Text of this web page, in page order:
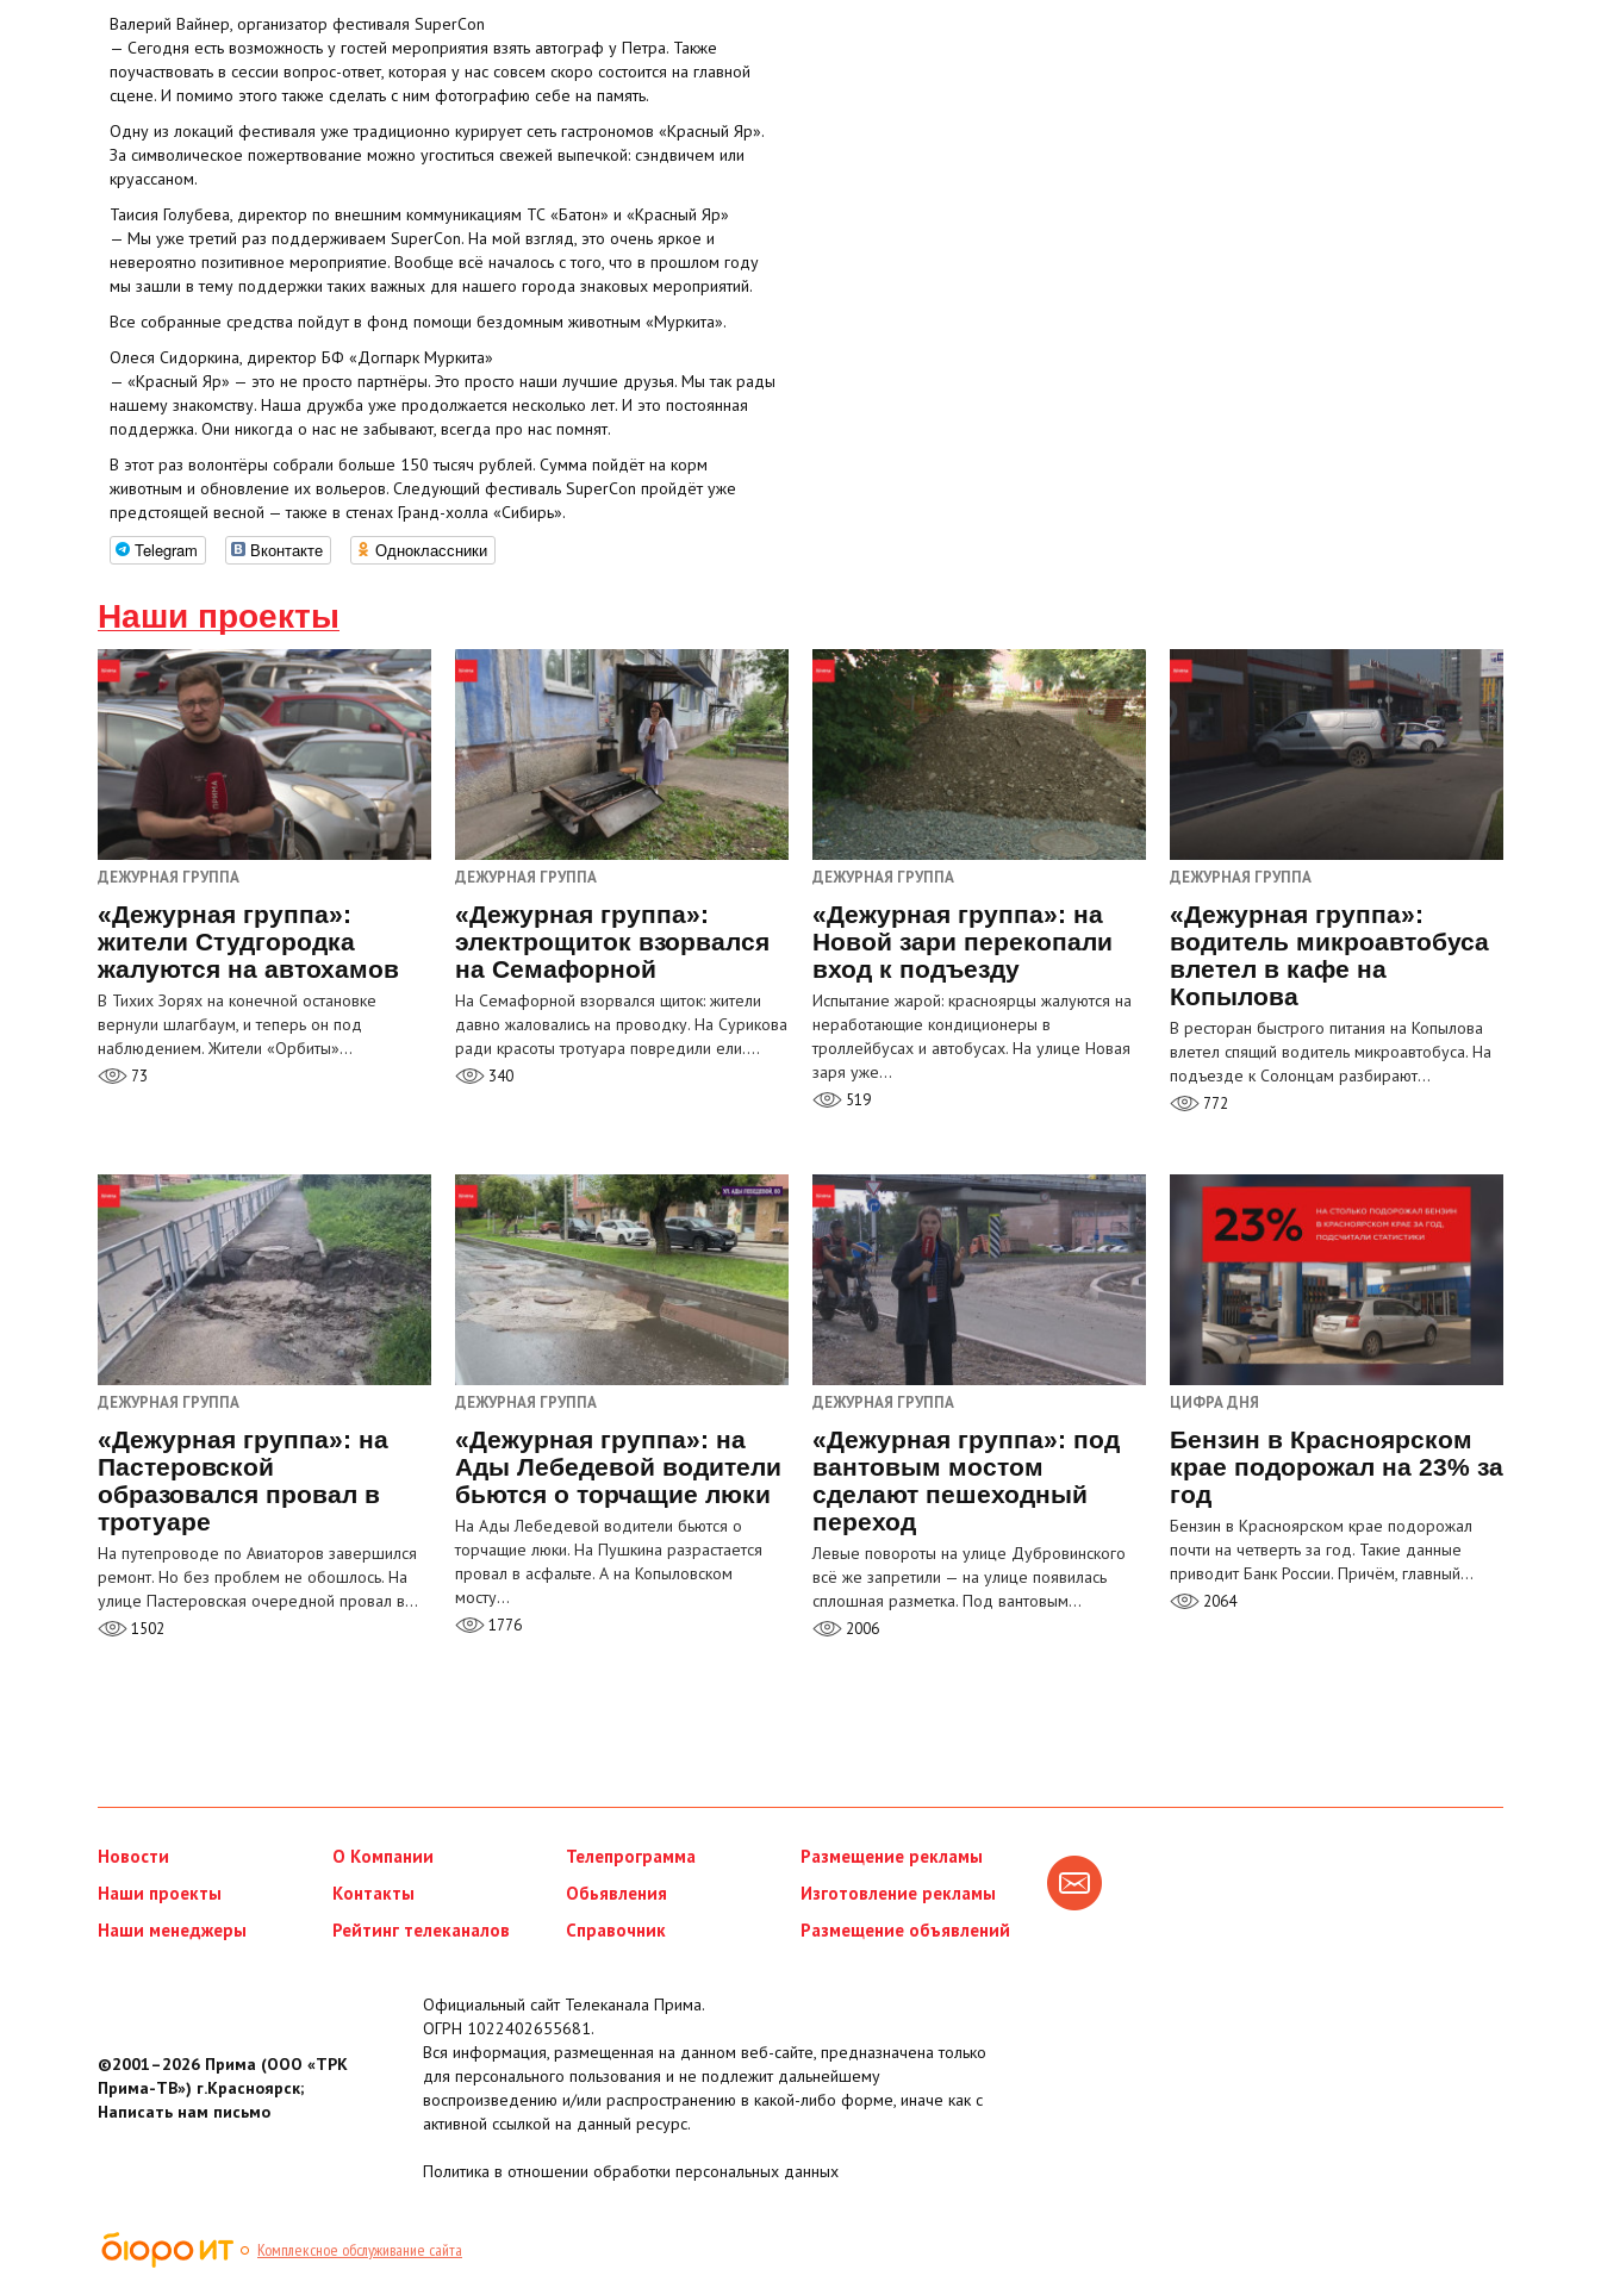
Валерий Вайнер, организатор фестиваля SuperCon
— Сегодня есть возможность у гостей мероприятия взять автограф у Петра. Также
поучаствовать в сессии вопрос-ответ, которая у нас совсем скоро состоится на главной
сцене. И помимо этого также сделать с ним фотографию себе на память.
Одну из локаций фестиваля уже традиционно курирует сеть гастрономов «Красный Яр».
За символическое пожертвование можно угоститься свежей выпечкой: сэндвичем или
круассаном.
Таисия Голубева, директор по внешним коммуникациям ТС «Батон» и «Красный Яр»
— Мы уже третий раз поддерживаем SuperCon. На мой взгляд, это очень яркое и
невероятно позитивное мероприятие. Вообще всё началось с того, что в прошлом году
мы зашли в тему поддержки таких важных для нашего города знаковых мероприятий.
Все собранные средства пойдут в фонд помощи бездомным животным «Муркита».
Олеся Сидоркина, директор БФ «Догпарк Муркита»
— «Красный Яр» — это не просто партнёры. Это просто наши лучшие друзья. Мы так рады
нашему знакомству. Наша дружба уже продолжается несколько лет. И это постоянная
поддержка. Они никогда о нас не забывают, всегда про нас помнят.
В этот раз волонтёры собрали больше 150 тысяч рублей. Сумма пойдёт на корм
животным и обновление их вольеров. Следующий фестиваль SuperCon пройдёт уже
предстоящей весной — также в стенах Гранд-холла «Сибирь».
Telegram Вконтакте Одноклассники
Наши проекты
ДЕЖУРНАЯ ГРУППА
«Дежурная группа»:
жители Студгородка
жалуются на автохамов
В Тихих Зорях на конечной остановке
вернули шлагбаум, и теперь он под
наблюдением. Жители «Орбиты»…
73
ДЕЖУРНАЯ ГРУППА
«Дежурная группа»:
электрощиток взорвался
на Семафорной
На Семафорной взорвался щиток: жители
давно жаловались на проводку. На Сурикова
ради красоты тротуара повредили ели.…
340
ДЕЖУРНАЯ ГРУППА
«Дежурная группа»: на
Новой зари перекопали
вход к подъезду
Испытание жарой: красноярцы жалуются на
неработающие кондиционеры в
троллейбусах и автобусах. На улице Новая
заря уже…
519
ДЕЖУРНАЯ ГРУППА
«Дежурная группа»:
водитель микроавтобуса
влетел в кафе на
Копылова
В ресторан быстрого питания на Копылова
влетел спящий водитель микроавтобуса. На
подъезде к Солонцам разбирают…
772
ДЕЖУРНАЯ ГРУППА
«Дежурная группа»: на
Пастеровской
образовался провал в
тротуаре
На путепроводе по Авиаторов завершился
ремонт. Но без проблем не обошлось. На
улице Пастеровская очередной провал в…
1502
ДЕЖУРНАЯ ГРУППА
«Дежурная группа»: на
Ады Лебедевой водители
бьются о торчащие люки
На Ады Лебедевой водители бьются о
торчащие люки. На Пушкина разрастается
провал в асфальте. А на Копыловском
мосту…
1776
ДЕЖУРНАЯ ГРУППА
«Дежурная группа»: под
вантовым мостом
сделают пешеходный
переход
Левые повороты на улице Дубровинского
всё же запретили — на улице появилась
сплошная разметка. Под вантовым…
2006
ЦИФРА ДНЯ
Бензин в Красноярском
крае подорожал на 23% за
год
Бензин в Красноярском крае подорожал
почти на четверть за год. Такие данные
приводит Банк России. Причём, главный…
2064
Новости
Наши проекты
Наши менеджеры
О Компании
Контакты
Рейтинг телеканалов
Телепрограмма
Обьявления
Справочник
Размещение рекламы
Изготовление рекламы
Размещение объявлений
©2001–2026 Прима (ООО «ТРК
Прима-ТВ») г.Красноярск;
Написать нам письмо
Официальный сайт Телеканала Прима.
ОГРН 1022402655681.
Вся информация, размещенная на данном веб-сайте, предназначена только
для персонального пользования и не подлежит дальнейшему
воспроизведению и/или распространению в какой-либо форме, иначе как с
активной ссылкой на данный ресурс.
Политика в отношении обработки персональных данных
Комплексное обслуживание сайта